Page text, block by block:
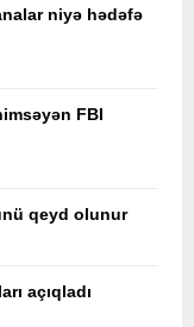
niyə hədəfə
FBI
qeyd olunur
açıqladı